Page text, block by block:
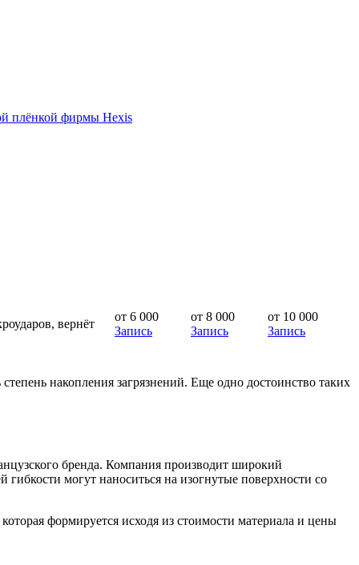
плёнкой фирмы Hexis
вернёт
от 6 000
Запись
от 8 000
Запись
от 10 000
Запись
накопления загрязнений. Еще одно достоинство таких
бренда. Компания производит широкий
могут наноситься на изогнутые поверхности со
формируется исходя из стоимости материала и цены